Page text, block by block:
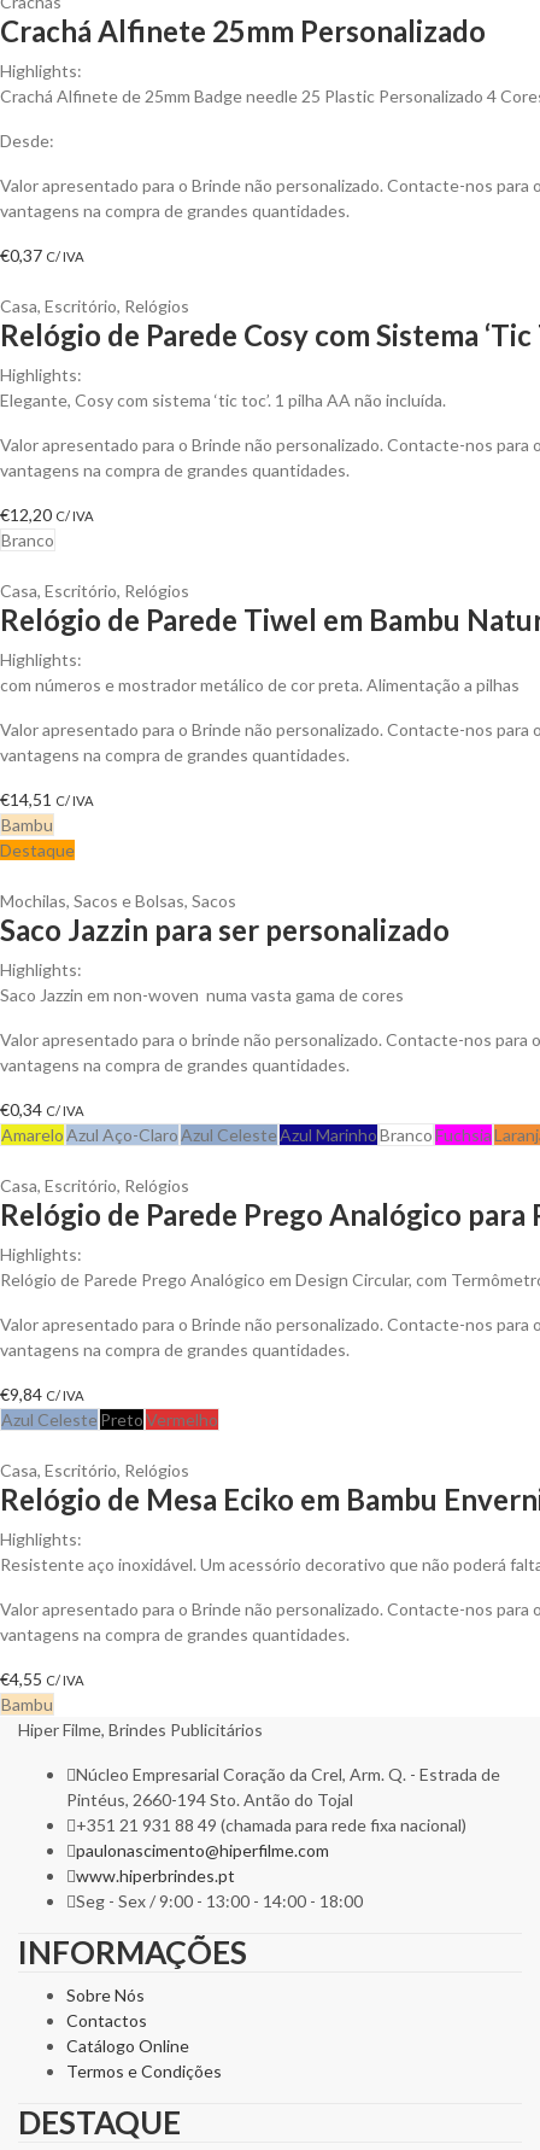
Crachá Alfinete 25mm Personalizado
Highlights:
Crachá Alfinete de 25mm Badge needle 25 Plastic Personalizado 4
Desde:
Valor apresentado para o Brinde não personalizado. Contacte-nos para
vantagens na compra de grandes quantidades.
€0,37 C/ IVA
Casa, Escritório, Relógios
Relógio de Parede Cosy com Sistema
Highlights:
Elegante, Cosy com sistema ‘tic toc’. 1 pilha AA não incluída.
Valor apresentado para o Brinde não personalizado. Contacte-nos para
vantagens na compra de grandes quantidades.
€12,20 C/ IVA
Branco
Casa, Escritório, Relógios
Relógio de Parede Tiwel em Bambu
Highlights:
com números e mostrador metálico de cor preta. Alimentação a pilhas
Valor apresentado para o Brinde não personalizado. Contacte-nos para
vantagens na compra de grandes quantidades.
€14,51 C/ IVA
Bambu
Destaque
Mochilas, Sacos e Bolsas, Sacos
Saco Jazzin para ser personalizado
Highlights:
Saco Jazzin em non-woven numa vasta gama de cores
Valor apresentado para o brinde não personalizado. Contacte-nos para
vantagens na compra de grandes quantidades.
€0,34 C/ IVA
AmareloAzul Aço-ClaroAzul CelesteAzul MarinhoBrancoFuchsia
Casa, Escritório, Relógios
Relógio de Parede Prego Analógico para
Highlights:
Relógio de Parede Prego Analógico em Design Circular, com
Valor apresentado para o Brinde não personalizado. Contacte-nos para
vantagens na compra de grandes quantidades.
€9,84 C/ IVA
Azul Celeste PretoVermelho
Casa, Escritório, Relógios
Relógio de Mesa Eciko em Bambu
Highlights:
Resistente aço inoxidável. Um acessório decorativo que não poderá
Valor apresentado para o Brinde não personalizado. Contacte-nos para
vantagens na compra de grandes quantidades.
€4,55 C/ IVA
Bambu
Hiper Filme, Brindes Publicitários
Núcleo Empresarial Coração da Crel, Arm. Q. - Estrada de
Pintéus, 2660-194 Sto. Antão do Tojal
+351 21 931 88 49 (chamada para rede fixa nacional)
paulonascimento@hiperfilme.com
www.hiperbrindes.pt
Seg - Sex / 9:00 - 13:00 - 14:00 - 18:00
INFORMAÇÕES
Sobre Nós
Contactos
Catálogo Online
Termos e Condições
DESTAQUE